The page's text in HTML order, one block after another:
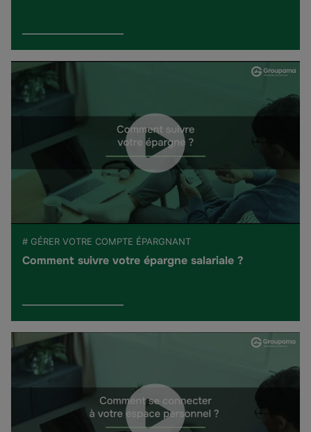
# GÉRER VOTRE COMPTE ÉPARGNANT
Comment suivre votre épargne salariale ?